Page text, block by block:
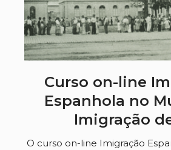
Curso on-line
Espanhola no
Imigração
O curso on-line Imigração